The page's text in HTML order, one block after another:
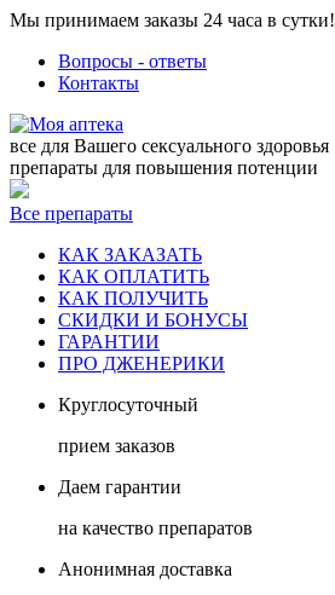
Мы принимаем заказы 24 часа в сутки!
Вопросы - ответы
Контакты
все для Вашего сексуального здоровья
препараты для повышения потенции
Все препараты
КАК ЗАКАЗАТЬ
КАК ОПЛАТИТЬ
КАК ПОЛУЧИТЬ
СКИДКИ И БОНУСЫ
ГАРАНТИИ
ПРО ДЖЕНЕРИКИ
Круглосуточный
прием заказов
Даем гарантии
на качество препаратов
Анонимная доставка